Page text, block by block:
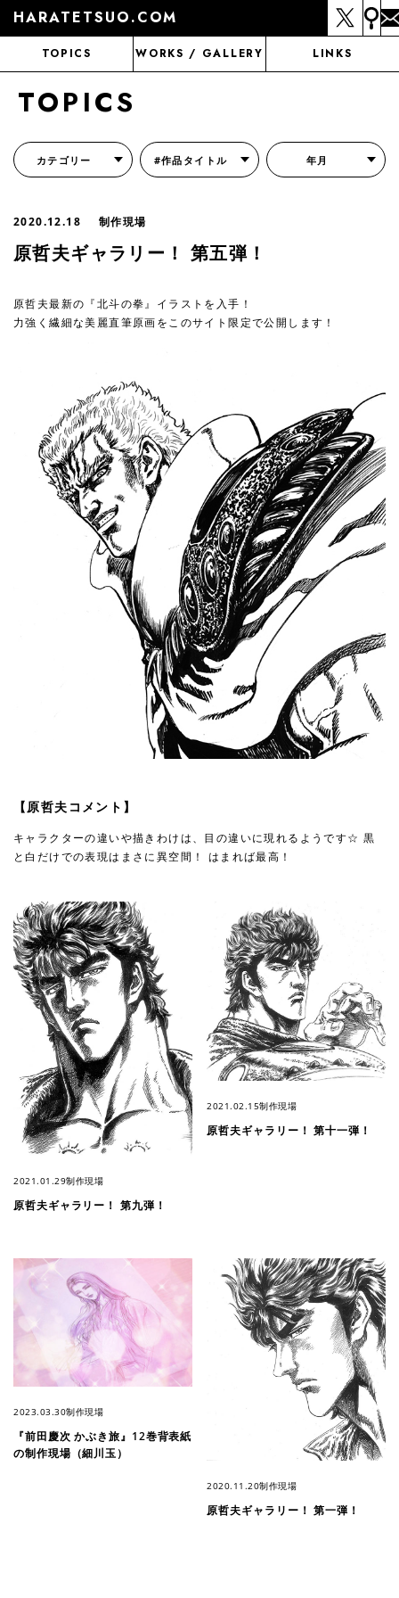
HARATETSUO.COM
TOPICS WORKS / GALLERY LINKS
TOPICS
カテゴリー #作品タイトル 年月
2020.12.18 制作現場
原哲夫ギャラリー！ 第五弾！
原哲夫最新の『北斗の拳』イラストを入手！
力強く繊細な美麗直筆原画をこのサイト限定で公開します！
【原哲夫コメント】
キャラクターの違いや描きわけは、目の違いに現れるようです☆ 黒
と白だけでの表現はまさに異空間！ はまれば最高！
2021.01.29制作現場
原哲夫ギャラリー！ 第九弾！
2021.02.15制作現場
原哲夫ギャラリー！ 第十一弾！
2023.03.30制作現場
『前田慶次 かぶき旅』12巻背表紙
の制作現場（細川玉）
2020.11.20制作現場
原哲夫ギャラリー！ 第一弾！